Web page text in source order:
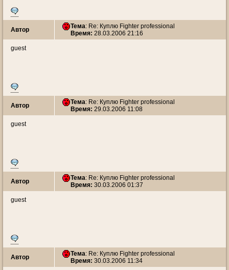
Автор Тема: Re: Куплю Fighter professional
Время: 28.03.2006 21:16
guest
Автор Тема: Re: Куплю Fighter professional
Время: 29.03.2006 11:08
guest
Автор Тема: Re: Куплю Fighter professional
Время: 30.03.2006 01:37
guest
Автор Тема: Re: Куплю Fighter professional
Время: 30.03.2006 11:34